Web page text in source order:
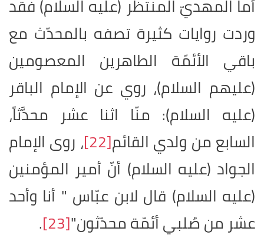
أما المهديّ المنتظر (عليه السلام) فقد
وردت روايات كثيرة تصفه بالمحدّث مع
باقي الأئمّة الطاهرين المعصومين
(عليهم السلام)، روي عن الإمام الباقر
(عليه السلام): منّا اثنا عشر محدَّثاً،
السابع من ولدي القائم[22]، روى الإمام
الجواد (عليه السلام) أنّ أمير المؤمنين
(عليه السلام) قال لابن عبّاس " أنا وأحد
عشر من صُلبي أئمّة محدّثون"[23]
.